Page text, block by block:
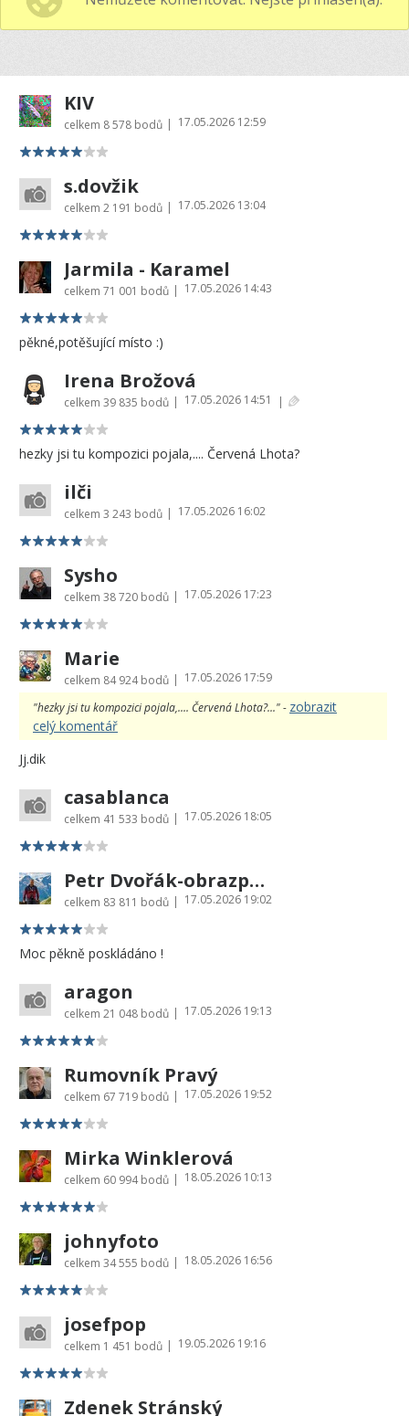
KIV
celkem 8 578 bodů | 17.05.2026 12:59
s.dovžik
celkem 2 191 bodů | 17.05.2026 13:04
Jarmila - Karamel
celkem 71 001 bodů | 17.05.2026 14:43
pěkné,potěšující místo :)
Irena Brožová
celkem 39 835 bodů | 17.05.2026 14:51 |
hezky jsi tu kompozici pojala,.... Červená Lhota?
ilči
celkem 3 243 bodů | 17.05.2026 16:02
Sysho
celkem 38 720 bodů | 17.05.2026 17:23
Marie
celkem 84 924 bodů | 17.05.2026 17:59
"hezky jsi tu kompozici pojala,.... Červená Lhota?..." - zobrazit
celý komentář
Jj.dik
casablanca
celkem 41 533 bodů | 17.05.2026 18:05
Petr Dvořák-obrazprovas.cz
celkem 83 811 bodů | 17.05.2026 19:02
Moc pěkně poskládáno !
aragon
celkem 21 048 bodů | 17.05.2026 19:13
Rumovník Pravý
celkem 67 719 bodů | 17.05.2026 19:52
Mirka Winklerová
celkem 60 994 bodů | 18.05.2026 10:13
johnyfoto
celkem 34 555 bodů | 18.05.2026 16:56
josefpop
celkem 1 451 bodů | 19.05.2026 19:16
Zdenek Stránský